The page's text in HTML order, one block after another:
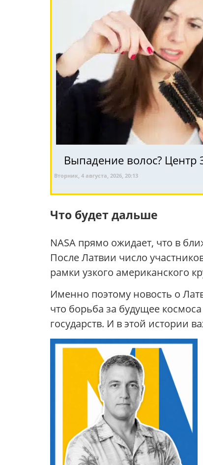
Выпадение волос? Центр
Вторник, 4 августа, 2026, 20:13
Что будет дальше
NASA прямо ожидает, что в
После Латвии число
рамки узкого американского
Именно поэтому новость о
что борьба за будущее
государств. И в этой истории